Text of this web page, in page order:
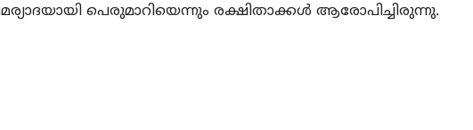
പെരുമാറിയെന്നും രക്ഷിതാക്കള്‍ ആരോപിച്ചിരുന്നു.